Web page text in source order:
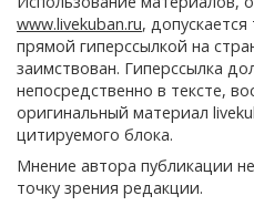
www.livekuban.ru,
прямой гиперссылкой на
заимствован. Гиперссылка
непосредственно в тексте,
оригинальный материал
цитируемого блока.
Мнение автора публикации
точку зрения редакции.